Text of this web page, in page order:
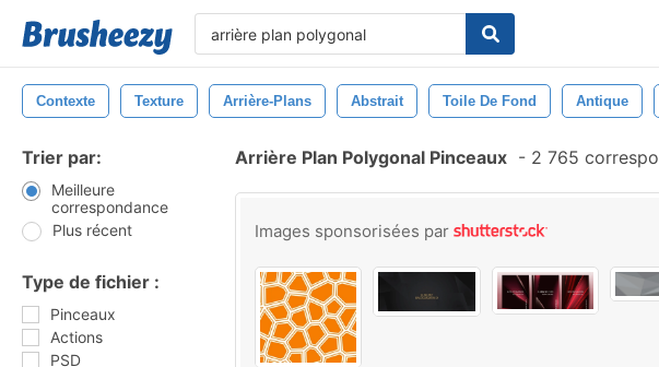
Contexte Texture Arrière-Plans Abstrait Toile De Fond Antique
Trier par:
Meilleure
correspondance
Plus récent
Type de fichier :
Pinceaux
Actions
PSD
Arrière Plan Polygonal Pinceaux - 2 765
Images sponsorisées par